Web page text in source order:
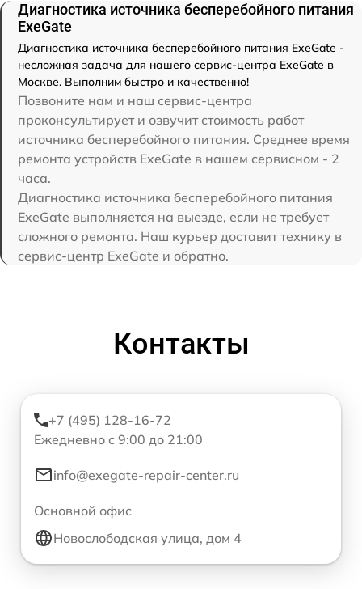
Диагностика источника бесперебойного питания
ExeGate
Диагностика источника бесперебойного питания ExeGate -
несложная задача для нашего сервис-центра ExeGate в
Москве. Выполним быстро и качественно!
Позвоните нам и наш сервис-центра
проконсультирует и озвучит стоимость работ
источника бесперебойного питания. Среднее время
ремонта устройств ExeGate в нашем сервисном - 2
часа.
Диагностика источника бесперебойного питания
ExeGate выполняется на выезде, если не требует
сложного ремонта. Наш курьер доставит технику в
сервис-центр ExeGate и обратно.
Контакты
+7 (495) 128-16-72
Ежедневно с 9:00 до 21:00
info@exegate-repair-center.ru
Основной офис
Новослободская улица, дом 4